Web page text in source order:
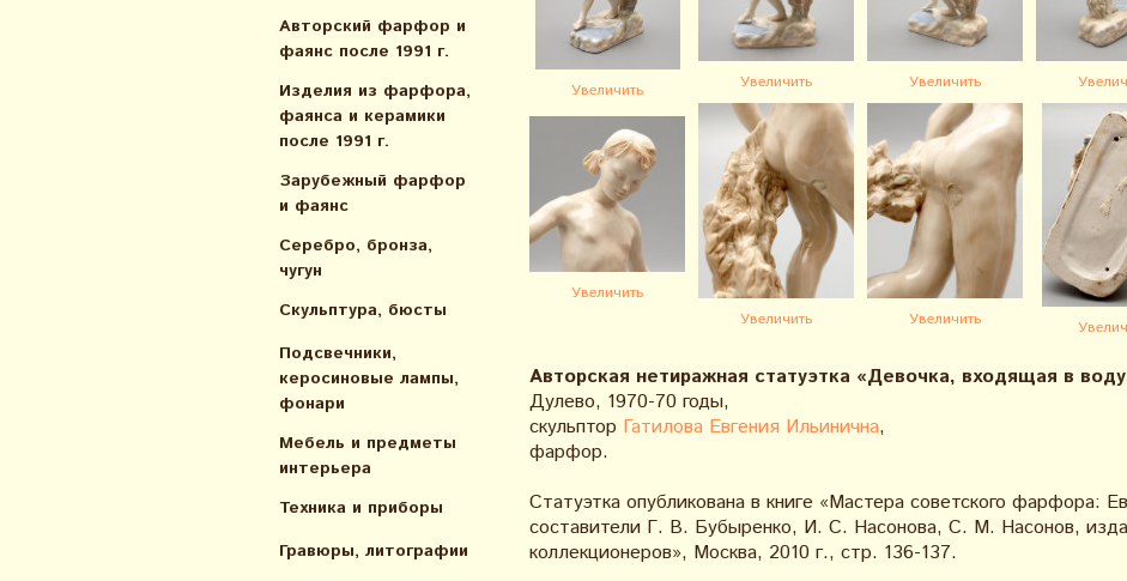
Авторский фарфор и
фаянс после 1991 г.
Изделия из фарфора,
фаянса и керамики
после 1991 г.
Зарубежный фарфор
и фаянс
Серебро, бронза,
чугун
Скульптура, бюсты
Подсвечники,
керосиновые лампы,
фонари
Мебель и предметы
интерьера
Техника и приборы
Гравюры, литографии
Увеличить Увеличить Увеличить
Увеличить
Увеличить
Увеличить
Авторская нетиражная статуэтка «Девочка, входящая в
Дулево, 1970-70 годы,
скульптор Гатилова Евгения Ильинична,
фарфор.
Статуэтка опубликована в книге «Мастера советского фарфора:
составители Г. В. Бубыренко, И. С. Насонова, С. М. Насонов,
коллекционеров», Москва, 2010 г., стр. 136-137.